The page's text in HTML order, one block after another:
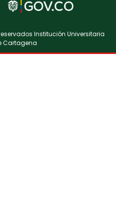
Institución Universitaria
Cartagena